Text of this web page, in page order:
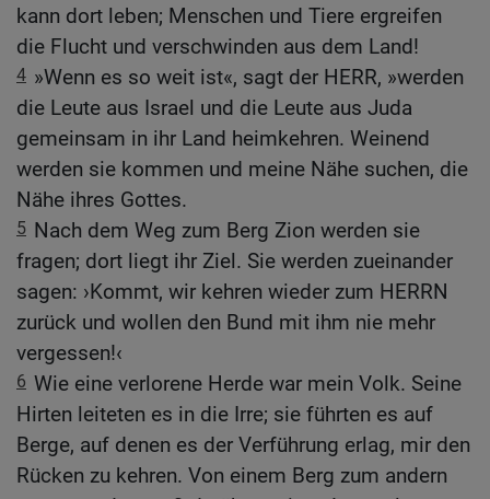
kann dort leben; Menschen und Tiere ergreifen
die Flucht und verschwinden aus dem Land!
4 »Wenn es so weit ist«, sagt der HERR, »werden
die Leute aus Israel und die Leute aus Juda
gemeinsam in ihr Land heimkehren. Weinend
werden sie kommen und meine Nähe suchen, die
Nähe ihres Gottes.
5 Nach dem Weg zum Berg Zion werden sie
fragen; dort liegt ihr Ziel. Sie werden zueinander
sagen: ›Kommt, wir kehren wieder zum HERRN
zurück und wollen den Bund mit ihm nie mehr
vergessen!‹
6 Wie eine verlorene Herde war mein Volk. Seine
Hirten leiteten es in die Irre; sie führten es auf
Berge, auf denen es der Verführung erlag, mir den
Rücken zu kehren. Von einem Berg zum andern